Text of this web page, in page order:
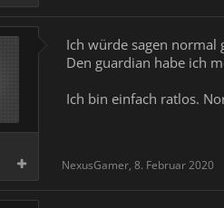
Ich würde sagen normal
Den guardian habe ich
Ich bin einfach ratlos.
NexusGamer, 8. Februar 2020